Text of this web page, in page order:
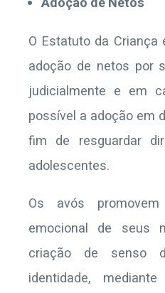
O Estatuto da
adoção de netos por
judicialmente e em
possível a adoção em
fim de resguardar
adolescentes.
Os avós
emocional de seus
criação de senso
identidade,